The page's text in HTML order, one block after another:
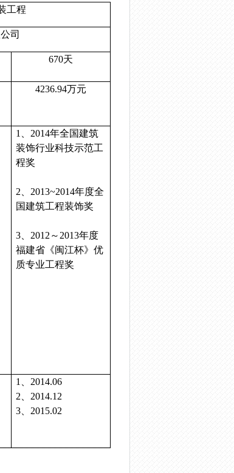
工程
司
670天
4236.94万元
1 2014年全国建筑
装饰行业科技示范工
程奖
2 2013~2014年度全
国建筑工程装饰奖
3 2012 ～ 2013年度
福建省《闽江杯》优
质专业工程奖
1
2014.06
2
2014.12
3
2015.02